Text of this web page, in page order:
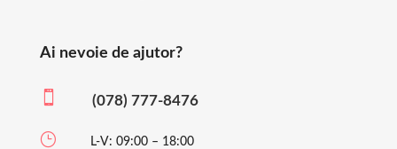
Ai nevoie de ajutor?
 (078) 777-8476
} L-V: 09:00 – 18:00